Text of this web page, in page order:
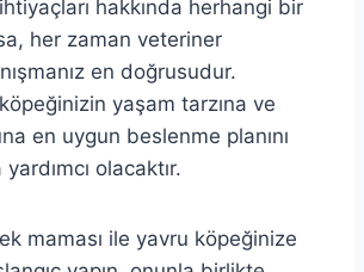
hakkında herhangi bir
her zaman veteriner
en doğrusudur.
yaşam tarzına ve
en uygun beslenme planını
olacaktır.
maması ile yavru köpeğinize